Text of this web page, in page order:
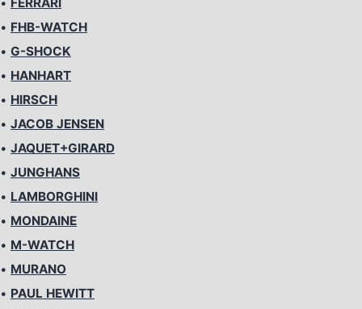
• FERRARI
• FHB-WATCH
• G-SHOCK
• HANHART
• HIRSCH
• JACOB JENSEN
• JAQUET+GIRARD
• JUNGHANS
• LAMBORGHINI
• MONDAINE
• M-WATCH
• MURANO
• PAUL HEWITT